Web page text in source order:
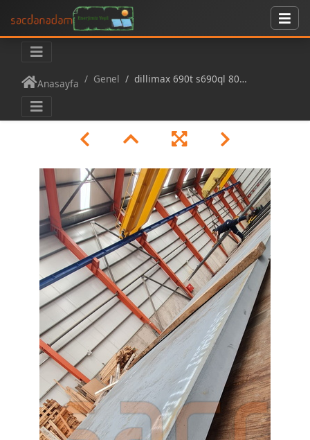
Anasayfa Genel dillimax 690t s690ql 80mm